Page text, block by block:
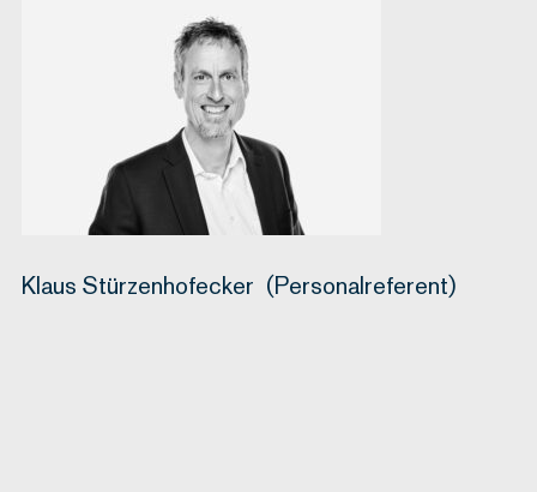
Klaus Stürzenhofecker (Personalreferent)